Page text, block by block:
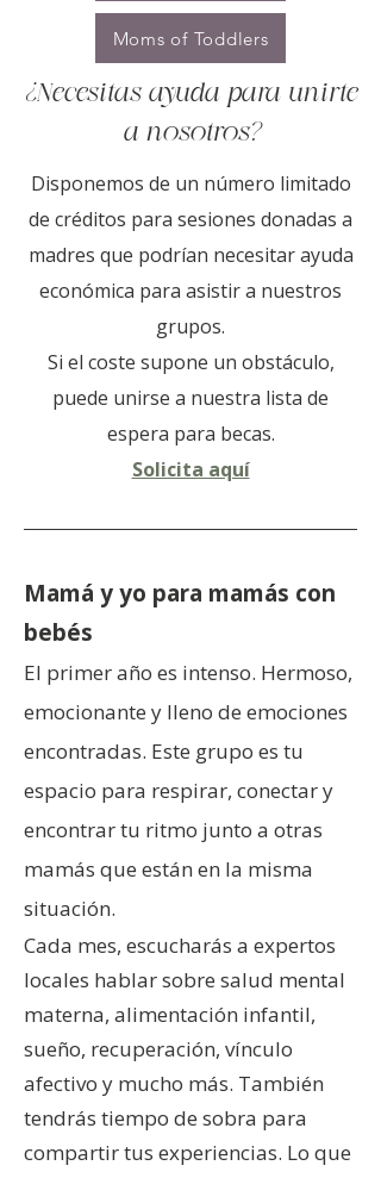
Moms of Toddlers
¿Necesitas ayuda para unirte
a nosotros?
Disponemos de un número limitado
de créditos para sesiones donadas a
madres que podrían necesitar ayuda
económica para asistir a nuestros
grupos.
Si el coste supone un obstáculo,
puede unirse a nuestra lista de
espera para becas.
Solicita aquí
Mamá y yo para mamás con
bebés
El primer año es intenso. Hermoso,
emocionante y lleno de emociones
encontradas. Este grupo es tu
espacio para respirar, conectar y
encontrar tu ritmo junto a otras
mamás que están en la misma
situación.
Cada mes, escucharás a expertos
locales hablar sobre salud mental
materna, alimentación infantil,
sueño, recuperación, vínculo
afectivo y mucho más. También
tendrás tiempo de sobra para
compartir tus experiencias. Lo que